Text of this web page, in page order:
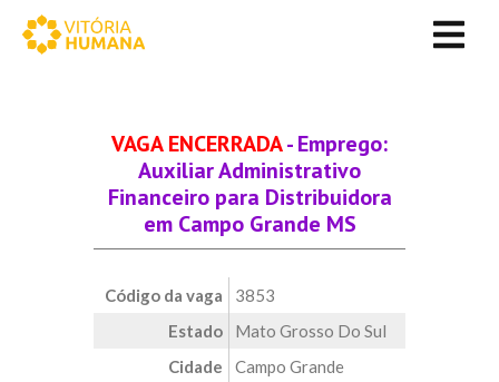
VAGA ENCERRADA- Emprego:
Auxiliar Administrativo
Financeiro para Distribuidora
em Campo Grande MS
Código da vaga
3853
Estado
Mato Grosso Do Sul
Cidade
Campo Grande